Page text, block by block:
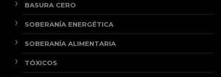
BASURA CERO
SOBERANÍA ENERGÉTICA
SOBERANÍA ALIMENTARIA
TÓXICOS